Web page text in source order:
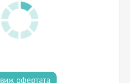
виж офертата